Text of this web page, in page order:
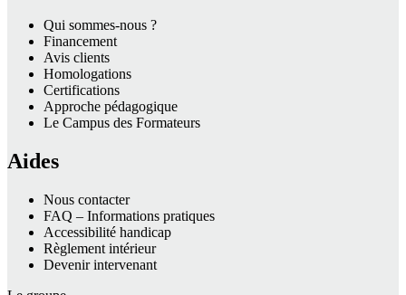
Qui sommes-nous ?
Financement
Avis clients
Homologations
Certifications
Approche pédagogique
Le Campus des Formateurs
Aides
Nous contacter
FAQ – Informations pratiques
Accessibilité handicap
Règlement intérieur
Devenir intervenant